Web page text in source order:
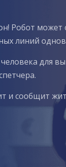
Робот может
линий
для
и сообщит